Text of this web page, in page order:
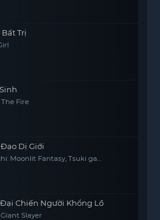
Bất Trị
Fire
Dị Giới
Moonlit Fantasy, Tsuki ga
Chiến Người Khổng Lồ
Slayer